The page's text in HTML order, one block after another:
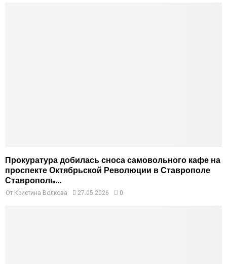
Прокуратура добилась сноса самовольного кафе на
проспекте Октябрьской Революции в Ставрополе
Ставрополь...
От Кристина Волкова 27.05.2026 0